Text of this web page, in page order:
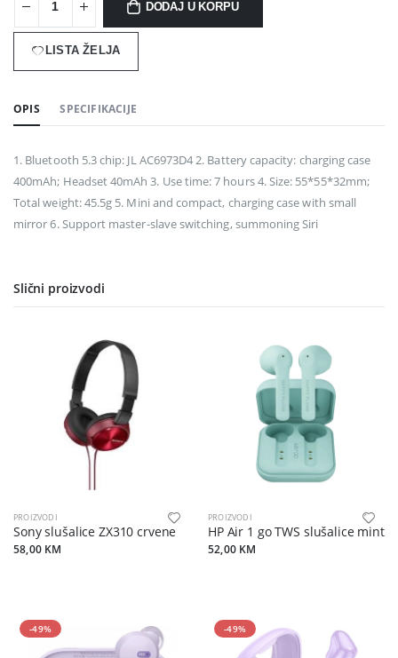
DODAJ U KORPU
LISTA ŽELJA
OPIS SPECIFIKACIJE
1. Bluetooth 5.3 chip: JL AC6973D4 2. Battery capacity: charging case
400mAh; Headset 40mAh 3. Use time: 7 hours 4. Size: 55*55*32mm;
Total weight: 45.5g 5. Mini and compact, charging case with small
mirror 6. Support master-slave switching, summoning Siri
Slični proizvodi
PROIZVODI
Sony slušalice ZX310 crvene
58,00 KM
PROIZVODI
HP Air 1 go TWS slušalice mint
52,00 KM
-49% -49%